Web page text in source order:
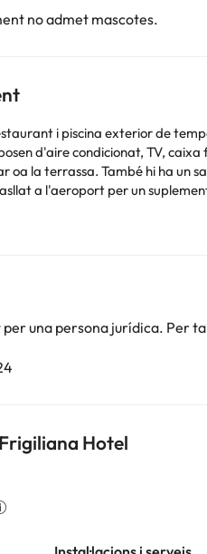
no admet mascotes.
i piscina exterior de
d'aire condicionat, TV,
oa la terrassa. També hi ha un
a l'aeroport per un
una persona jurídica. Per
Hotel